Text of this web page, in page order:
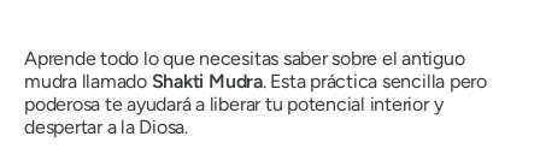
Aprende todo lo que necesitas saber sobre el antiguo
mudrallamado Shakti Mudra. Esta práctica sencilla pero
poderosa te ayudará a liberar tu potencial interior y
despertar a la Diosa.